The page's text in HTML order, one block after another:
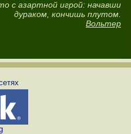
с азартной игрой: начавши
дураком, кончишь плутом.
Вольтер